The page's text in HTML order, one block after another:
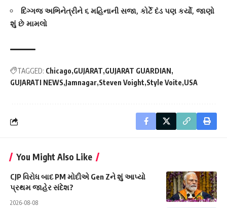
દિગ્ગજ અભિનેત્રીને ૬ મહિનાની સજા, કોર્ટે દંડ પણ કર્યો, જાણો
શું છે મામલો
TAGGED: Chicago GUJARAT GUJARAT GUARDIAN
GUJARATI NEWS Jamnagar Steven Voight Style Voite USA
You Might Also Like
CJP વિરોધ બાદ PM મોદીએ Gen Zને શું આપ્યો
પ્રથમ જાહેર સંદેશ?
2026-08-08